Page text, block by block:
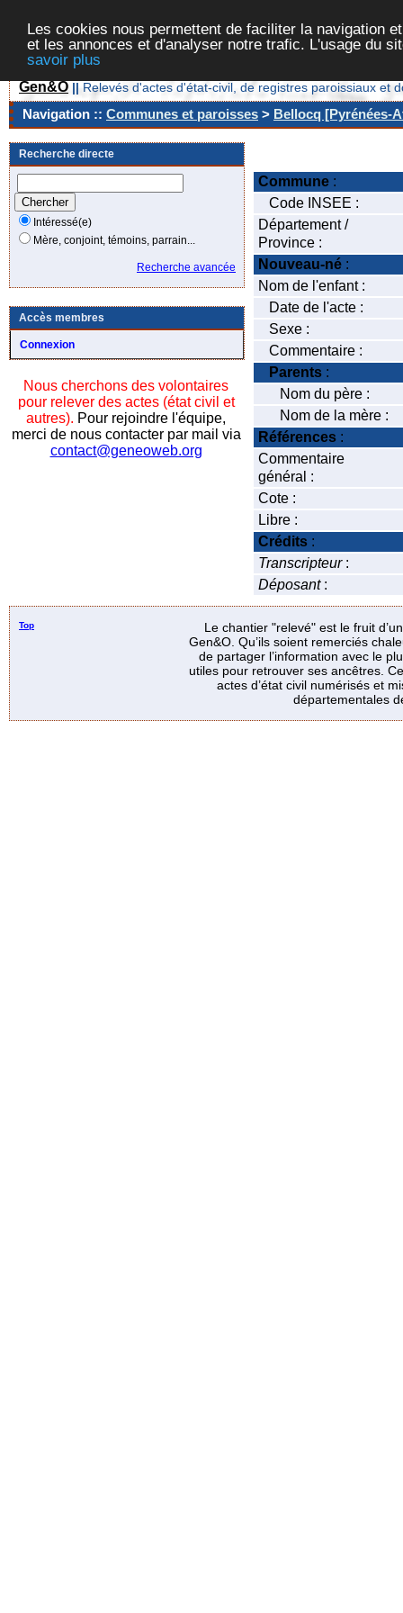
Les cookies nous permettent de faciliter la navigation
et les annonces et d'analyser notre trafic. L'usage du
savoir plus
Gen&O || Relevés d'actes d'état-civil, de registres paroissiaux et
Navigation :: Communes et paroisses > Bellocq [Pyrénées-
Recherche directe
Intéressé(e)
Mère, conjoint, témoins, parrain...
Recherche avancée
Accès membres
Connexion
Nous cherchons des volontaires
pour relever des actes (état civil et
autres). Pour rejoindre l'équipe,
merci de nous contacter par mail via
contact@geneoweb.org
Commune :
Code INSEE :
Département /
Province :
Nouveau-né :
Nom de l'enfant :
Date de l'acte :
Sexe :
Commentaire :
Parents :
Nom du père :
Nom de la mère :
Références :
Commentaire
général :
Cote :
Libre :
Crédits :
Transcripteur:
Déposant:
Top
Le chantier "relevé" est le fruit
Gen&O. Qu’ils soient remerciés
de partager l’information avec le
utiles pour retrouver ses ancêtres.
actes d’état civil numérisés et
départementales